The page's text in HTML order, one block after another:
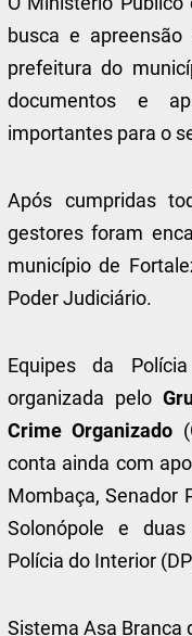
busca e
prefeitura do
documentos e
importantes para o
Após cumpridas
gestores foram
município de
Poder Judiciário.
Equipes da
organizada pelo
Crime Organizado
conta ainda com
Mombaça, Senador
Solonópole e
Polícia do Interior
Sistema Asa Branca